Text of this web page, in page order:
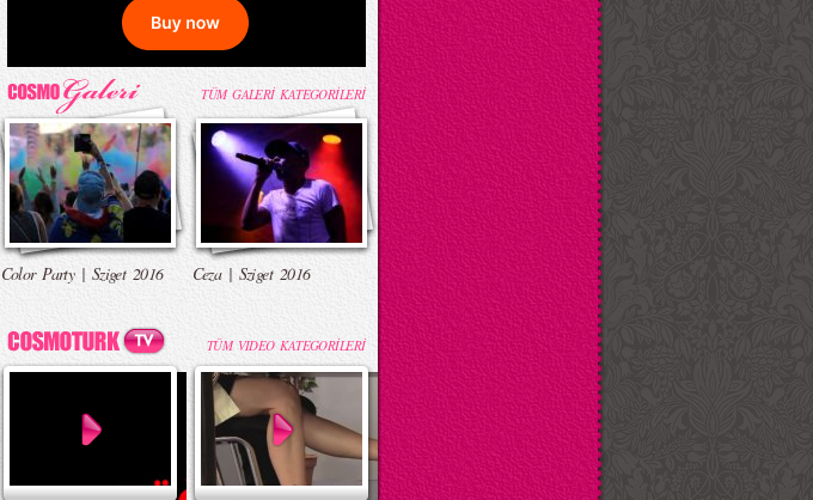
TÜM GALERİ KATEGORİLERİ
Color Party | Sziget 2016 Ceza | Sziget 2016
TÜM VIDEO KATEGORİLERİ